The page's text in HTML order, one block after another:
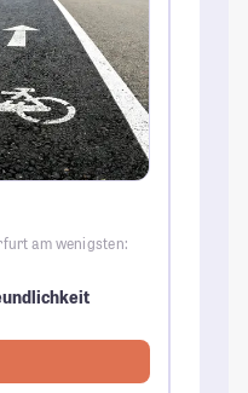
am wenigsten: